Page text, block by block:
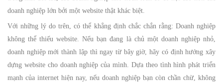
doanh nghiệp lớn bởi một website thật khác biệt.
Với những lý do trên, có thể khẳng định chắc chắn rằng: Doanh nghiệp
không thể thiếu website. Nếu bạn đang là chủ một doanh nghiệp nhỏ,
doanh nghiệp mới thành lập thì ngay từ bây giờ, hãy có định hướng xây
dựng website cho doanh nghiệp của mình. Dựa theo tình hình phát triển
mạnh của internet hiện nay, nếu doanh nghiệp bạn còn chần chừ, không